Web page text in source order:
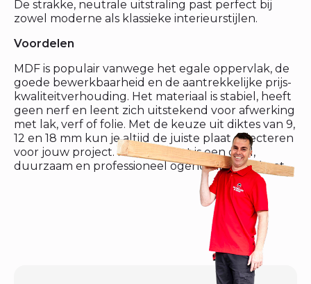
De strakke, neutrale uitstraling past perfect bij
zowel moderne als klassieke interieurstijlen.
Voordelen
MDF is populair vanwege het egale oppervlak, de
goede bewerkbaarheid en de aantrekkelijke prijs-
kwaliteitverhouding. Het materiaal is stabiel, heeft
geen nerf en leent zich uitstekend voor afwerking
met lak, verf of folie. Met de keuze uit diktes van 9,
12 en 18 mm kun je altijd de juiste plaat selecteren
voor jouw project. Het resultaat is een glad,
duurzaam en professioneel ogend eindresultaat.